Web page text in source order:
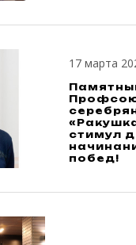
17 марта
стимул
побед!